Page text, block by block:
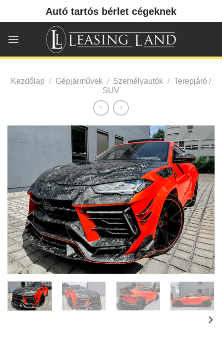
Autó tartós bérlet cégeknek
Kezdőlap / Gépjárművek / Személyautók / Terepjáró /
SUV